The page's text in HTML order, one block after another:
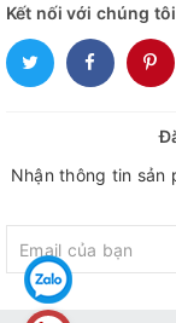
Kết nối với chúng tôi
Nhận thông tin sản